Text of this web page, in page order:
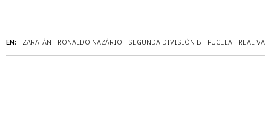
EN: ZARATÁN RONALDO NAZÁRIO SEGUNDA DIVISIÓN B PUCELA REAL